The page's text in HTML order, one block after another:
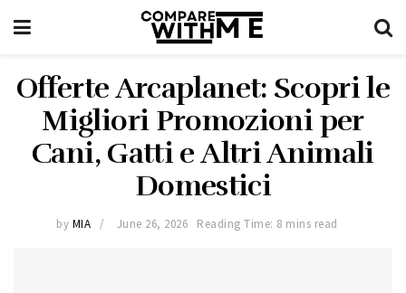
Offerte Arcaplanet: Scopri le
Migliori Promozioni per
Cani, Gatti e Altri Animali
Domestici
by MIA June 26, 2026 Reading Time: 8 mins read